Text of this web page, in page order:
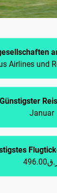
Airlines und
Günstigster
Januar